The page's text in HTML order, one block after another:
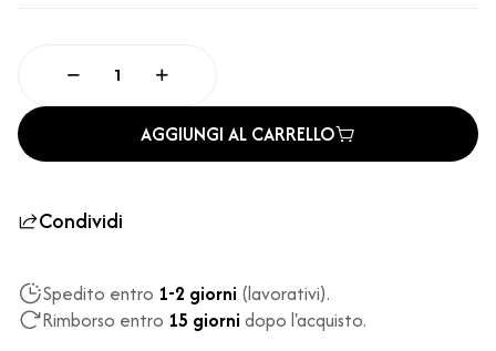
AGGIUNGI AL CARRELLO
Condividi
Spedito entro 1-2 giorni (lavorativi).
Rimborso entro 15 giorni dopo l'acquisto.